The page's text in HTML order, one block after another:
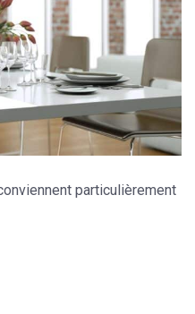
particulièrement